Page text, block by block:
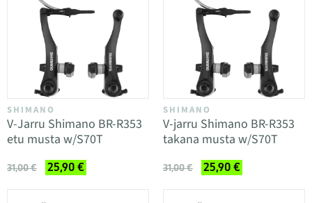
SHIMANO
V-Jarru Shimano BR-R353
etu musta w/S70T
31,00 € 25,90 €
SHIMANO
V-jarru Shimano BR-R353
takana musta w/S70T
31,00 € 25,90 €